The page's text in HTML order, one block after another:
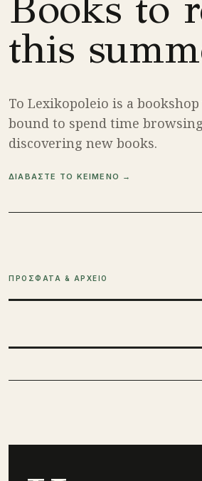
this
To Lexikopoleio is a
bound to spend time
discovering new books.
ΔΙΑΒΑΣΤΕ ΤΟ ΚΕΙΜΕΝΟ →
ΠΡΟΣΦΑΤΑ & ΑΡΧΕΙΟ